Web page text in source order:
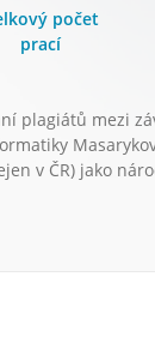
počet
prací
plagiátů mezi
v ČR) jako